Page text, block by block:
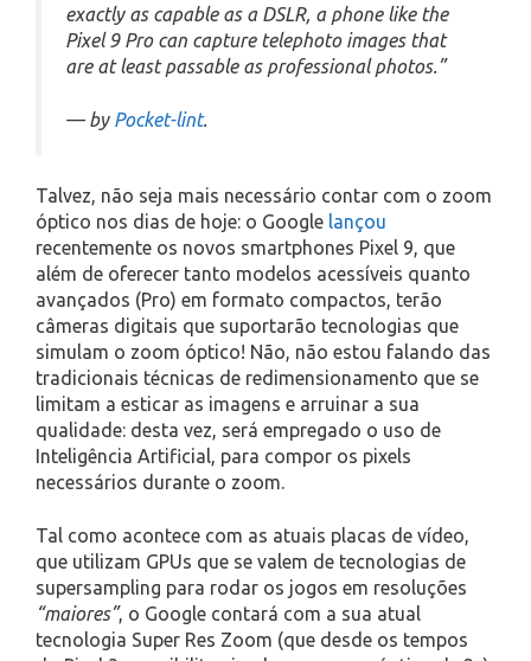
exactly as capable as a DSLR, a phone like the
Pixel 9 Pro can capture telephoto images that
are at least passable as professional photos.”
— by Pocket-lint.
Talvez, não seja mais necessário contar com o zoom
óptico nos dias de hoje: o Google lançou
recentemente os novos smartphones Pixel 9, que
além de oferecer tanto modelos acessíveis quanto
avançados (Pro) em formato compactos, terão
câmeras digitais que suportarão tecnologias que
simulam o zoom óptico! Não, não estou falando das
tradicionais técnicas de redimensionamento que se
limitam a esticar as imagens e arruinar a sua
qualidade: desta vez, será empregado o uso de
Inteligência Artificial, para compor os pixels
necessários durante o zoom.
Tal como acontece com as atuais placas de vídeo,
que utilizam GPUs que se valem de tecnologias de
supersampling para rodar os jogos em resoluções
“maiores”, o Google contará com a sua atual
tecnologia Super Res Zoom (que desde os tempos